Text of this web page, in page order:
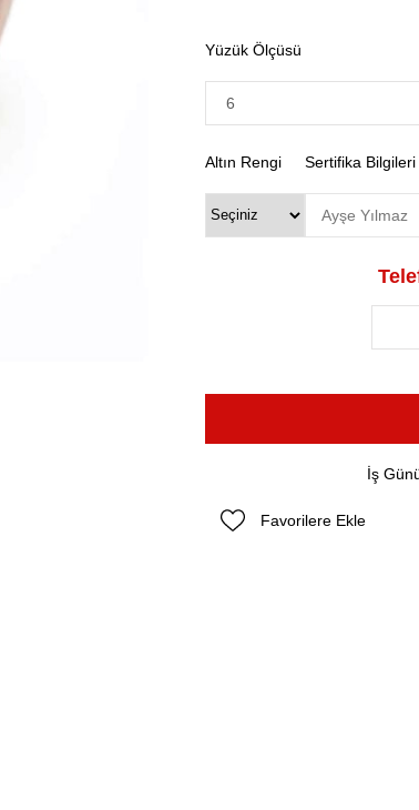
Yüzük Ölçüsü
Altın Rengi Sertifika Bilgileri
İş
Favorilere Ekle